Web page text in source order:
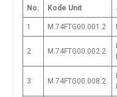
No. Kode Unit
1 M.74FTG00.001.2
2 M.74FTG00.002.2
3 M.74FTG00.008.2